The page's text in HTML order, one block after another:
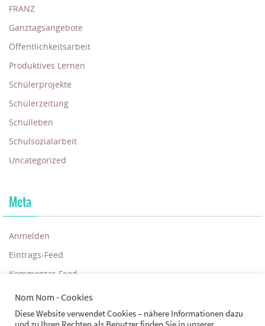
FRANZ
Ganztagsangebote
Öffentlichkeitsarbeit
Produktives Lernen
Schülerprojekte
Schülerzeitung
Schulleben
Schulsozialarbeit
Uncategorized
Meta
Anmelden
Eintrags-Feed
Kommentar-Feed
WordPress.org
Nom Nom - Cookies
Diese Website verwendet Cookies – nähere Informationen dazu